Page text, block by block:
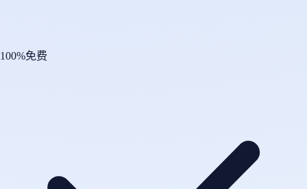
100%免费